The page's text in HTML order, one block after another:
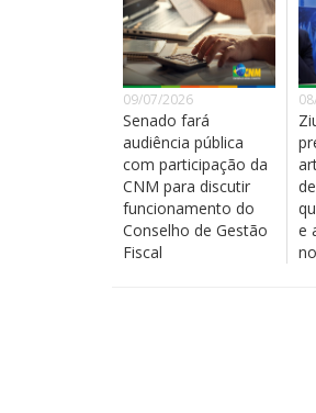
09/07/2026
Senado fará
audiência pública
com participação da
CNM para discutir
funcionamento do
Conselho de Gestão
Fiscal
e